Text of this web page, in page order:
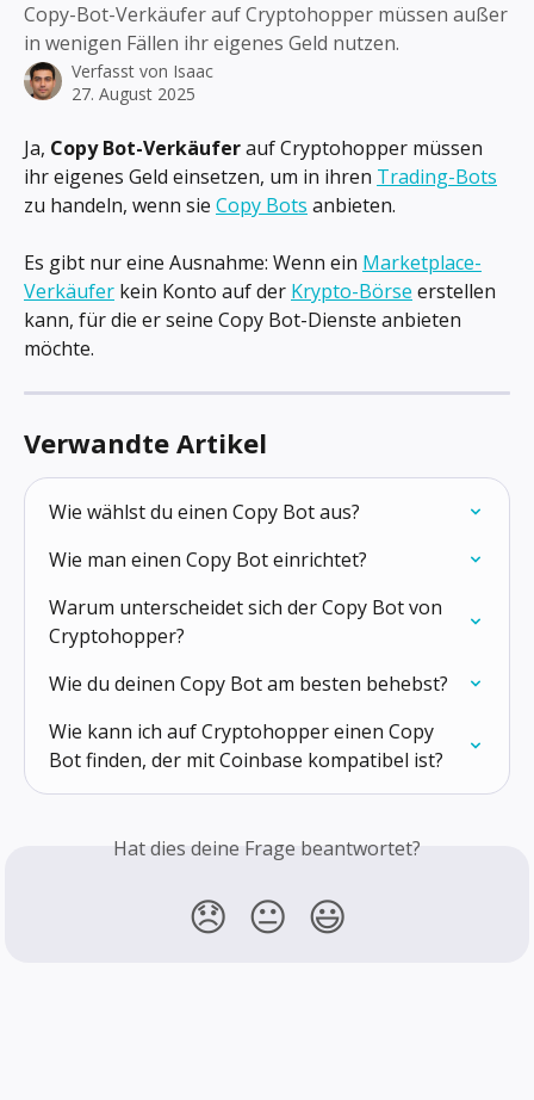
Copy-Bot-Verkäufer auf Cryptohopper müssen außer
in wenigen Fällen ihr eigenes Geld nutzen.
Verfasst von Isaac
27. August 2025
Ja, Copy Bot-Verkäufer auf Cryptohopper müssen
ihr eigenes Geld einsetzen, um in ihren Trading-Bots
zu handeln, wenn sie Copy Bots anbieten.
Es gibt nur eine Ausnahme: Wenn ein Marketplace-
Verkäufer kein Konto auf der Krypto-Börse erstellen
kann, für die er seine Copy Bot-Dienste anbieten
möchte.
Verwandte Artikel
Wie wählst du einen Copy Bot aus?
Wie man einen Copy Bot einrichtet?
Warum unterscheidet sich der Copy Bot von
Cryptohopper?
Wie du deinen Copy Bot am besten behebst?
Wie kann ich auf Cryptohopper einen Copy
Bot finden, der mit Coinbase kompatibel ist?
Hat dies deine Frage beantwortet?
😞 😐 😃